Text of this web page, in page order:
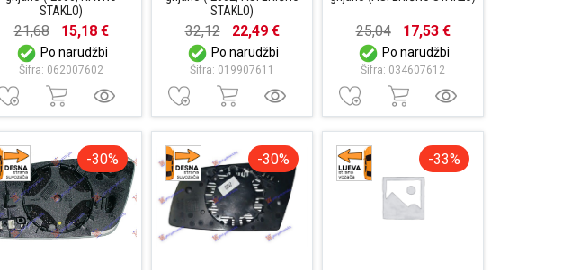
STAKLO)
21,68 15,18 €
Po narudžbi
Šifra: 062007602
STAKLO)
32,12 22,49 €
Po narudžbi
Šifra: 019907611
25,04 17,53 €
Po narudžbi
Šifra: 034607612
-30% -30% -33%